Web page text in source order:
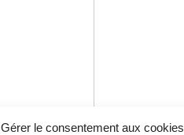
Gérer le consentement aux cookies